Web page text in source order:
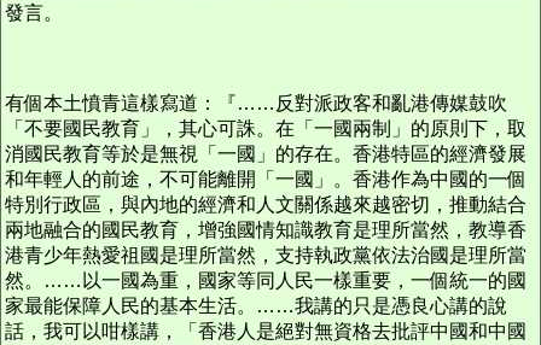
發言。
有個本土憤青這樣寫道：『……反對派政客和亂港傳媒鼓吹
「不要國民教育」，其心可誅。在「一國兩制」的原則下，取
消國民教育等於是無視「一國」的存在。香港特區的經濟發展
和年輕人的前途，不可能離開「一國」。香港作為中國的一個
特別行政區，與內地的經濟和人文關係越來越密切，推動結合
兩地融合的國民教育，增強國情知識教育是理所當然，教導香
港青少年熱愛祖國是理所當然，支持執政黨依法治國是理所當
然。……以一國為重，國家等同人民一樣重要，一個統一的國
家最能保障人民的基本生活。……我講的只是憑良心講的說
話，我可以咁樣講，「香港人是絕對無資格去批評中國和中國